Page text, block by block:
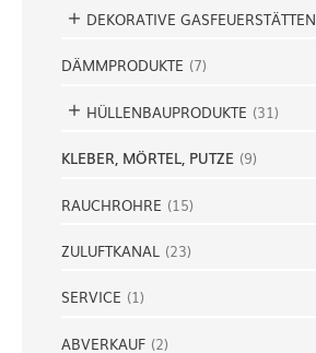
DEKORATIVE GASFEUERSTÄTTEN
DÄMMPRODUKTE (7)
HÜLLENBAUPRODUKTE (31)
KLEBER, MÖRTEL, PUTZE (9)
RAUCHROHRE (15)
ZULUFTKANAL (23)
SERVICE (1)
ABVERKAUF (2)